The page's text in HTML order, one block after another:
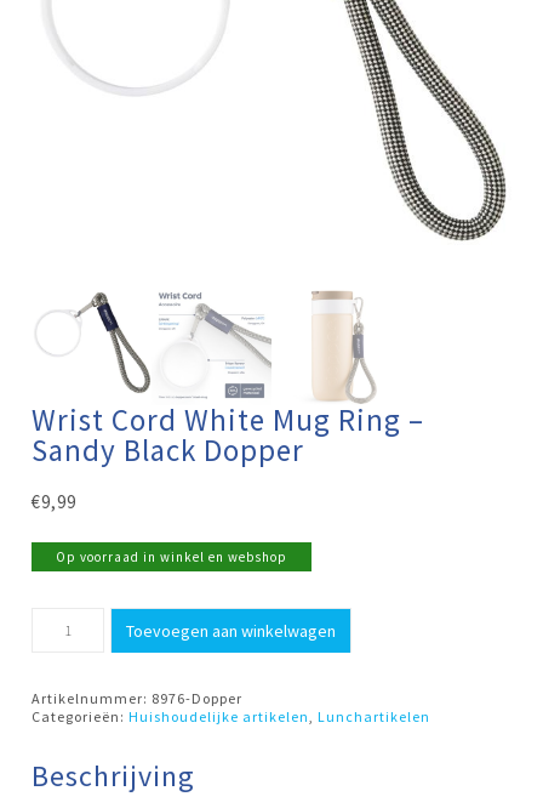
Wrist Cord White Mug Ring –
Sandy Black Dopper
€9,99
Op voorraad in winkel en webshop
-
Sandy
aantal
Toevoegen aan winkelwagen
Artikelnummer: 8976-Dopper
Categorieën:Huishoudelijke artikelen ,Lunchartikelen
Beschrijving